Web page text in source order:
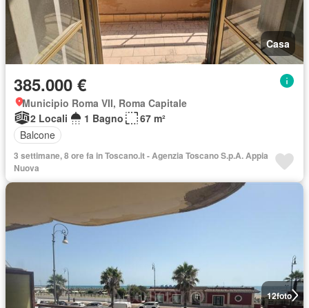
Casa
385.000 €
Municipio Roma VII, Roma Capitale
2 Locali
1 Bagno
67 m²
Balcone
3 settimane, 8 ore fa in Toscano.it - Agenzia Toscano S.p.A. Appia
Nuova
12foto